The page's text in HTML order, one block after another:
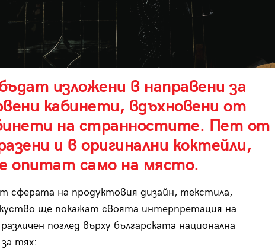
изложени в направени за
кабинети, вдъхновени от
на странностите. Пет от
и в оригинални коктейли,
опитат само на място.
на продуктовия дизайн, текстила,
ще покажат своята интерпретация на
поглед върху българската национална
тях: